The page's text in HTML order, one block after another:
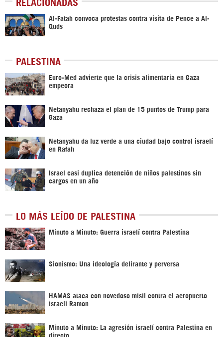
RELACIONADAS
Al-Fatah convoca protestas contra visita de Pence a Al-
Quds
PALESTINA
Euro-Med advierte que la crisis alimentaria en Gaza
empeora
Netanyahu rechaza el plan de 15 puntos de Trump para
Gaza
Netanyahu da luz verde a una ciudad bajo control israelí
en Rafah
Israel casi duplica detención de niños palestinos sin
cargos en un año
LO MÁS LEÍDO DE PALESTINA
Minuto a Minuto: Guerra israelí contra Palestina
Sionismo: Una ideología delirante y perversa
HAMAS ataca con novedoso misil contra el aeropuerto
israelí Ramon
Minuto a Minuto: La agresión israelí contra Palestina en
directo